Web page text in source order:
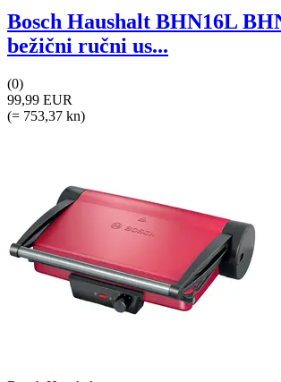
Bosch Haushalt BHN16L
bežični ručni us...
(0)
99,99 EUR
(= 753,37 kn)